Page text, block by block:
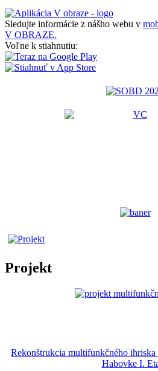
Sledujte informácie z nášho webu v
V OBRAZE.
Voľne k stiahnutiu:
Projekt
Rekonštrukcia multifunkčného
Habovke I.